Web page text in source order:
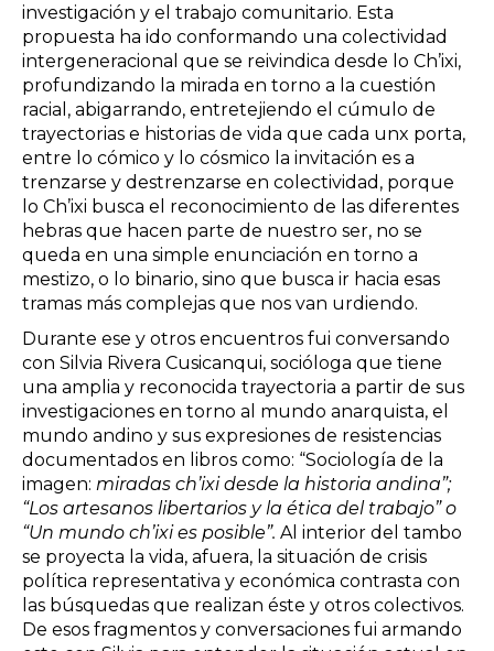
investigación y el trabajo comunitario. Esta
propuesta ha ido conformando una colectividad
intergeneracional que se reivindica desde lo Ch’ixi,
profundizando la mirada en torno a la cuestión
racial, abigarrando, entretejiendo el cúmulo de
trayectorias e historias de vida que cada unx porta,
entre lo cómico y lo cósmico la invitación es a
trenzarse y destrenzarse en colectividad, porque
lo Ch’ixi busca el reconocimiento de las diferentes
hebras que hacen parte de nuestro ser, no se
queda en una simple enunciación en torno a
mestizo, o lo binario, sino que busca ir hacia esas
tramas más complejas que nos van urdiendo.
Durante ese y otros encuentros fui conversando
con Silvia Rivera Cusicanqui, socióloga que tiene
una amplia y reconocida trayectoria a partir de sus
investigaciones en torno al mundo anarquista, el
mundo andino y sus expresiones de resistencias
documentados en libros como: “Sociología de la
imagen: miradas ch’ixi desde la historia andina”;
“Los artesanos libertarios y la ética del trabajo” o
“Un mundo ch’ixi es posible”. Al interior del tambo
se proyecta la vida, afuera, la situación de crisis
política representativa y económica contrasta con
las búsquedas que realizan éste y otros colectivos.
De esos fragmentos y conversaciones fui armando